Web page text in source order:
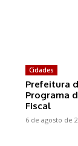
Cidades
Prefeitura
Programa
Fiscal
6 de agosto de